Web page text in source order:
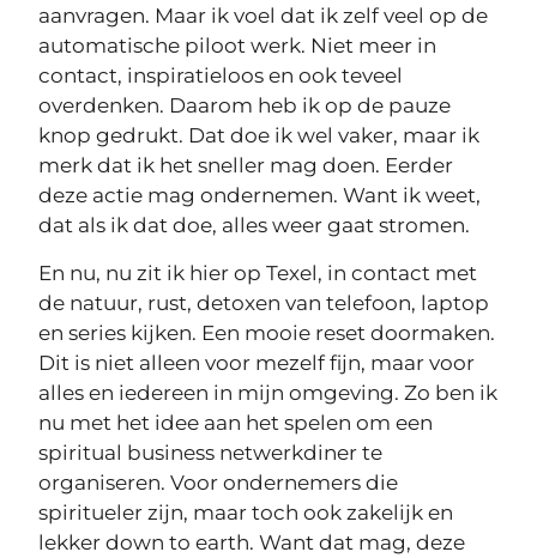
aanvragen. Maar ik voel dat ik zelf veel op de
automatische piloot werk. Niet meer in
contact, inspiratieloos en ook teveel
overdenken. Daarom heb ik op de pauze
knop gedrukt. Dat doe ik wel vaker, maar ik
merk dat ik het sneller mag doen. Eerder
deze actie mag ondernemen. Want ik weet,
dat als ik dat doe, alles weer gaat stromen.
En nu, nu zit ik hier op Texel, in contact met
de natuur, rust, detoxen van telefoon, laptop
en series kijken. Een mooie reset doormaken.
Dit is niet alleen voor mezelf fijn, maar voor
alles en iedereen in mijn omgeving. Zo ben ik
nu met het idee aan het spelen om een
spiritual business netwerkdiner te
organiseren. Voor ondernemers die
spiritueler zijn, maar toch ook zakelijk en
lekker down to earth. Want dat mag, deze